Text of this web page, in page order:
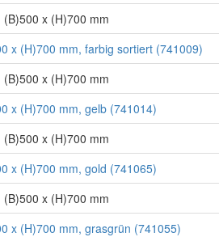
(B)500 x (H)700 mm
x (H)700 mm, farbig sortiert (741009)
(B)500 x (H)700 mm
x (H)700 mm, gelb (741014)
(B)500 x (H)700 mm
x (H)700 mm, gold (741065)
(B)500 x (H)700 mm
x (H)700 mm, grasgrün (741055)